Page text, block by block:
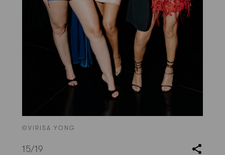
©VIRISA YONG
15/19